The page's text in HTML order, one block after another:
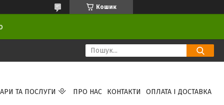
Кошик
ТА ПОСЛУГИ ПРО НАС КОНТАКТИ ОПЛАТА І ДОСТАВКА